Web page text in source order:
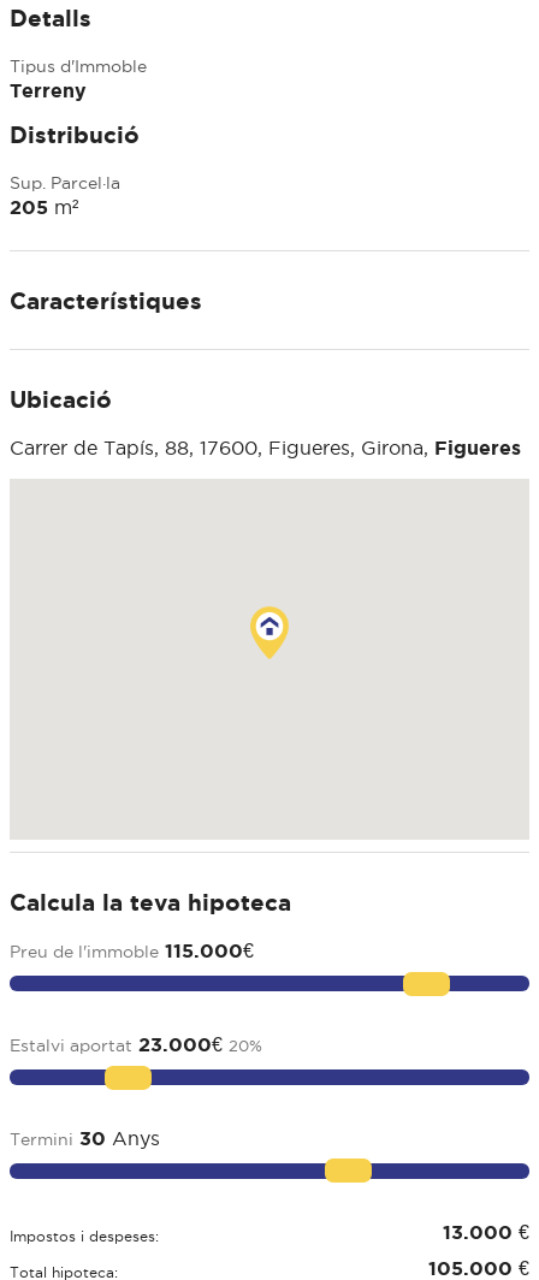
Detalls
Tipus d'Immoble
Terreny
Distribució
Sup. Parcel·la
205 m²
Característiques
Ubicació
Carrer de Tapís, 88, 17600, Figueres, Girona, Figueres
Calcula la teva hipoteca
Preu de l'immoble 115.000€
Estalvi aportat 23.000€ 20%
Termini 30 Anys
Impostos i despeses: 13.000 €
Total hipoteca: 105.000 €